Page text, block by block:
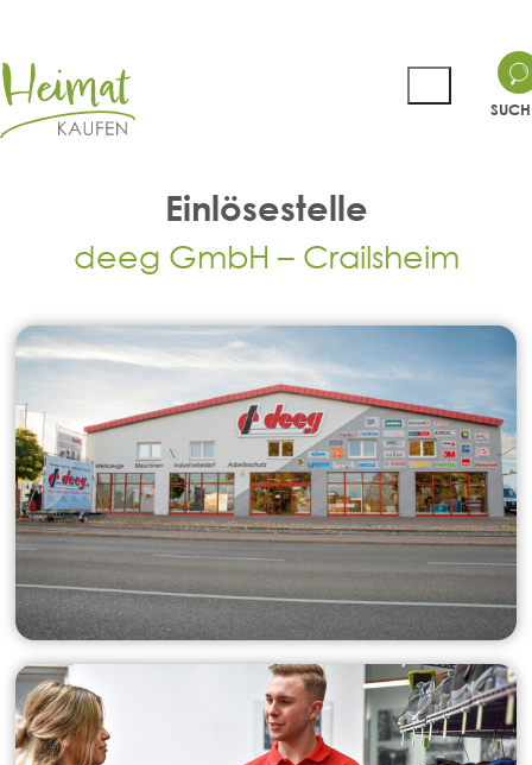
Einlösestelle
deeg GmbH – Crailsheim